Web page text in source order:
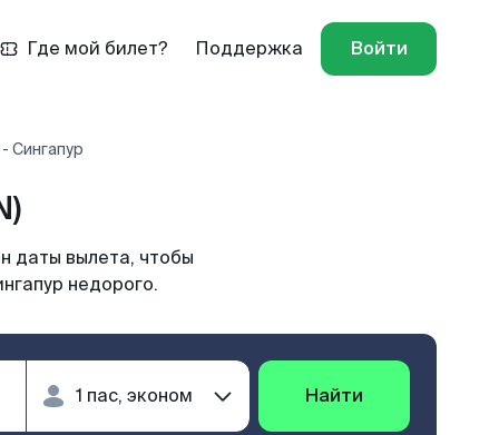
Где мой билет? Поддержка Войти
Сингапур
даты вылета, чтобы
недорого.
Найти